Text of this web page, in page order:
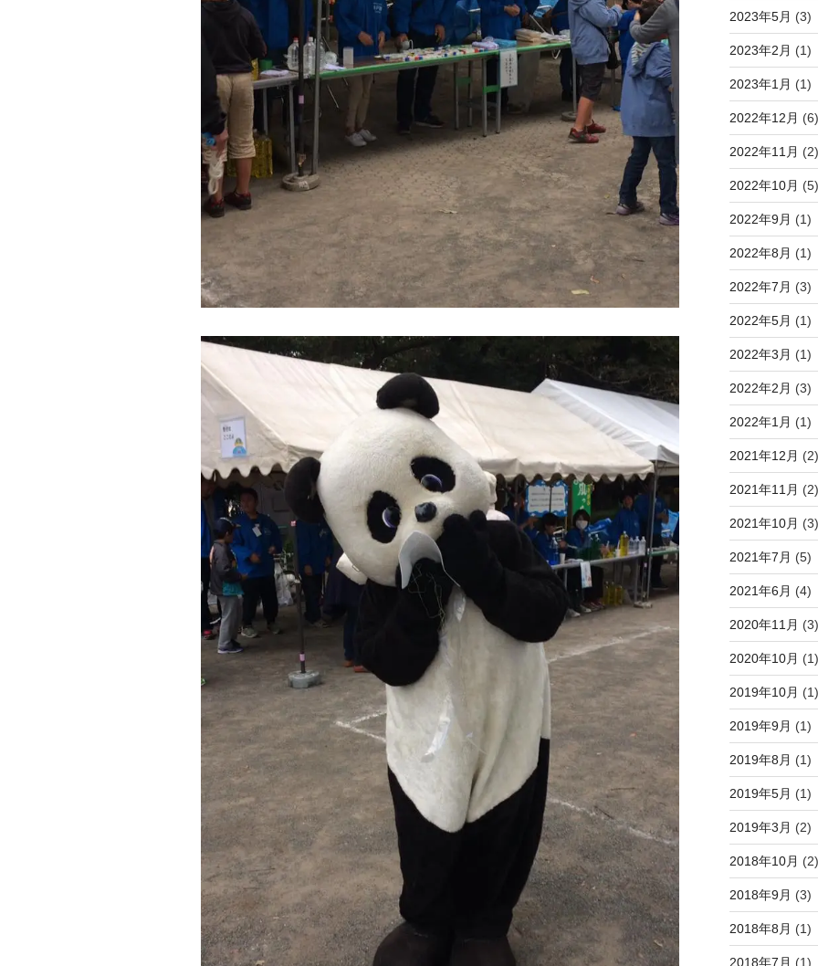
2023年5月 (3)
2023年2月 (1)
2023年1月 (1)
2022年12月 (6)
2022年11月 (2)
2022年10月 (5)
2022年9月 (1)
2022年8月 (1)
2022年7月 (3)
2022年5月 (1)
2022年3月 (1)
2022年2月 (3)
2022年1月 (1)
2021年12月 (2)
2021年11月 (2)
2021年10月 (3)
2021年7月 (5)
2021年6月 (4)
2020年11月 (3)
2020年10月 (1)
2019年10月 (1)
2019年9月 (1)
2019年8月 (1)
2019年5月 (1)
2019年3月 (2)
2018年10月 (2)
2018年9月 (3)
2018年8月 (1)
2018年7月 (1)